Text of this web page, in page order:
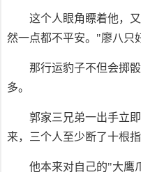
这个人眼角瞟着他，
然一点都不平安。"廖八只
那行运豹子不但会掷
多。
郭家三兄弟一出手立
来，三个人至少断了十根指
他本来对自己的"大鹰